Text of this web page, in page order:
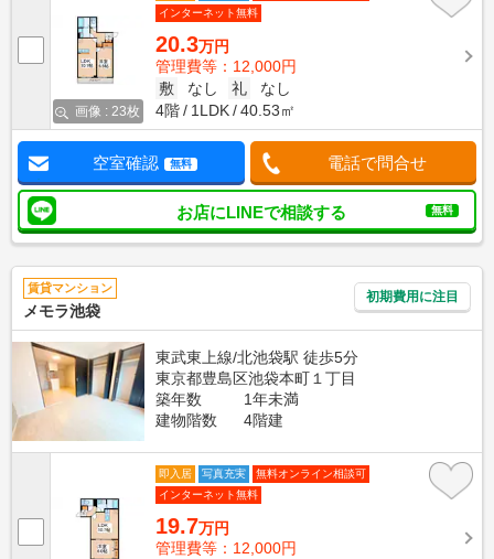
画像 : 23枚
インターネット無料
20.3万円
管理費等：12,000円
敷
なし 礼
なし
4階
1LDK 40.53㎡
空室確認 無料 電話で問合せ
お店にLINEで相談する 無料
賃貸マンション
メモラ池袋
初期費用に注目
東武東上線/北池袋駅 徒歩5分
東京都豊島区池袋本町１丁目
築年数
1年未満
建物階数
4階建
即入居 写真充実
無料オンライン相談可
インターネット無料
19.7万円
管理費等：12,000円